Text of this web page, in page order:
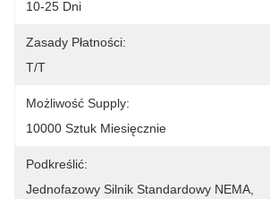
10-25 Dni
Zasady Płatności:
T/T
Możliwość Supply:
10000 Sztuk Miesięcznie
Podkreślić:
Jednofazowy Silnik Standardowy NEMA